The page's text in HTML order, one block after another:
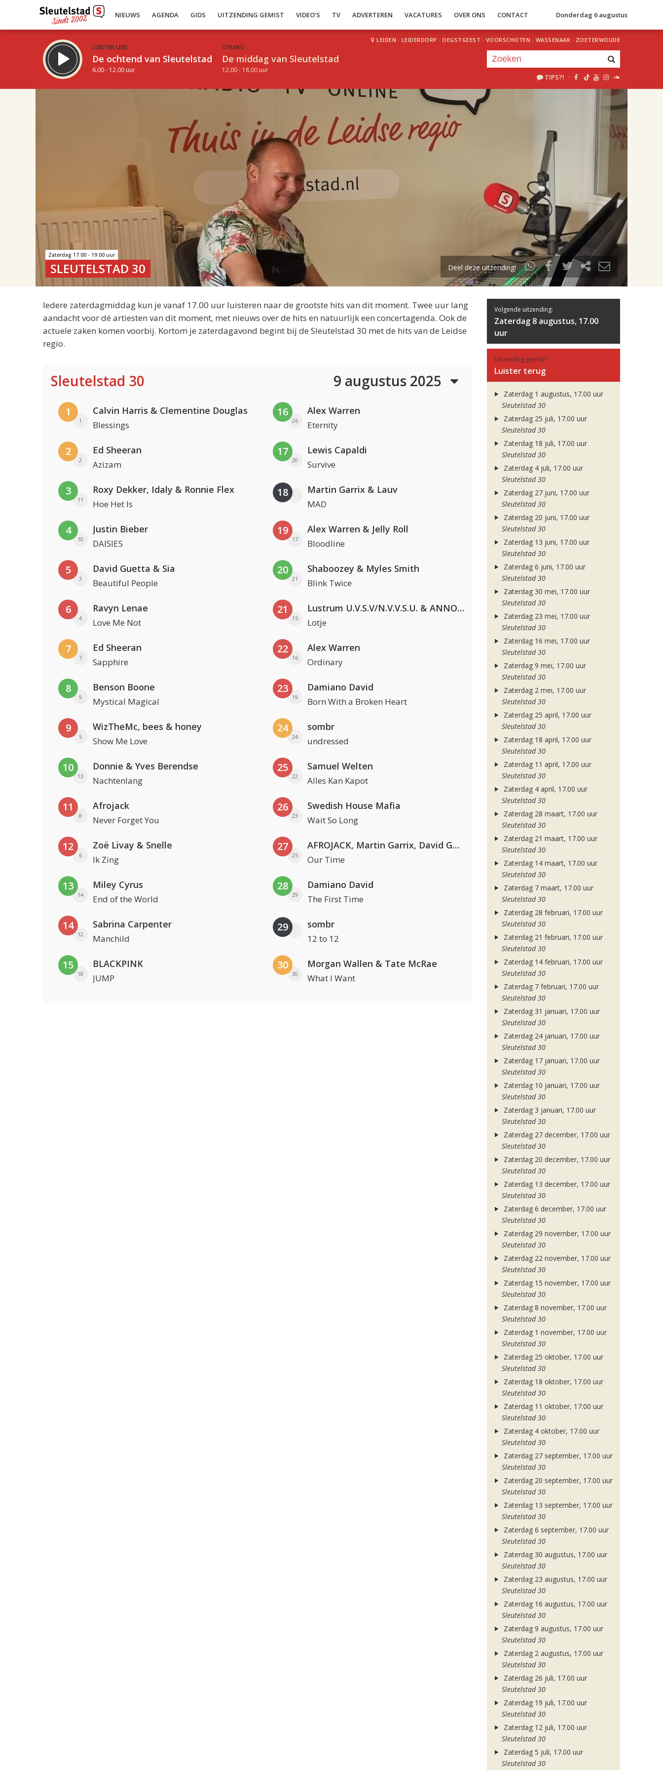
NIEUWS AGENDA GIDS UITZENDING GEMIST VIDEO’S TV ADVERTEREN VACATURES OVER ONS CONTACT Donderdag 6 augustus
LUISTER LIVE:
De ochtend van Sleutelstad
6.00 - 12.00 uur
STRAKS:
De middag van Sleutelstad
12.00 - 18.00 uur
LEIDEN · LEIDERDORP · OEGSTGEEST · VOORSCHOTEN · WASSENAAR · ZOETERWOUDE
TIPS?! ·
uur 1 van 2
Volgend uur
Zaterdag 17.00 - 19.00 uur
SLEUTELSTAD 30 Deel deze uitzending!
Iedere zaterdagmiddag kun je vanaf 17.00 uur luisteren naar de grootste hits van dit moment. Twee uur lang
aandacht voor dé artiesten van dit moment, met nieuws over de hits en natuurlijk een concertagenda. Ook de
actuele zaken komen voorbij. Kortom je zaterdagavond begint bij de Sleutelstad 30 met de hits van de Leidse
regio.
Sleutelstad 30 9 augustus 2025
1
1
Calvin Harris & Clementine Douglas
Blessings
2
2
Ed Sheeran
Azizam
3
11
Roxy Dekker, Idaly & Ronnie Flex
Hoe Het Is
4
10
Justin Bieber
DAISIES
5
3
David Guetta & Sia
Beautiful People
6
4
Ravyn Lenae
Love Me Not
7
7
Ed Sheeran
Sapphire
8
9
Benson Boone
Mystical Magical
9
5
WizTheMc, bees & honey
Show Me Love
10
13
Donnie & Yves Berendse
Nachtenlang
11
8
Afrojack
Never Forget You
12
6
Zoë Livay & Snelle
Ik Zing
13
14
Miley Cyrus
End of the World
14
12
Sabrina Carpenter
Manchild
15
18
BLACKPINK
JUMP
16
26
Alex Warren
Eternity
17
20
Lewis Capaldi
Survive
18 Martin Garrix & Lauv
MAD
19
17
Alex Warren & Jelly Roll
Bloodline
20
21
Shaboozey & Myles Smith
Blink Twice
21
15
Lustrum U.V.S.V/N.V.V.S.U. & ANNO ONS & Jopke van Dobbenburgh & Roeland Beelen
Lotje
22
16
Alex Warren
Ordinary
23
19
Damiano David
Born With a Broken Heart
24
24
sombr
undressed
25
22
Samuel Welten
Alles Kan Kapot
26
23
Swedish House Mafia
Wait So Long
27
25
AFROJACK, Martin Garrix, David Guetta & Amél
Our Time
28
29
Damiano David
The First Time
29 sombr
12 to 12
30
30
Morgan Wallen & Tate McRae
What I Want
Volgende uitzending:
Zaterdag 8 augustus, 17.00
uur
Uitzending gemist?
Luister terug
Zaterdag 1 augustus, 17.00 uur
Sleutelstad 30
Zaterdag 25 juli, 17.00 uur
Sleutelstad 30
Zaterdag 18 juli, 17.00 uur
Sleutelstad 30
Zaterdag 4 juli, 17.00 uur
Sleutelstad 30
Zaterdag 27 juni, 17.00 uur
Sleutelstad 30
Zaterdag 20 juni, 17.00 uur
Sleutelstad 30
Zaterdag 13 juni, 17.00 uur
Sleutelstad 30
Zaterdag 6 juni, 17.00 uur
Sleutelstad 30
Zaterdag 30 mei, 17.00 uur
Sleutelstad 30
Zaterdag 23 mei, 17.00 uur
Sleutelstad 30
Zaterdag 16 mei, 17.00 uur
Sleutelstad 30
Zaterdag 9 mei, 17.00 uur
Sleutelstad 30
Zaterdag 2 mei, 17.00 uur
Sleutelstad 30
Zaterdag 25 april, 17.00 uur
Sleutelstad 30
Zaterdag 18 april, 17.00 uur
Sleutelstad 30
Zaterdag 11 april, 17.00 uur
Sleutelstad 30
Zaterdag 4 april, 17.00 uur
Sleutelstad 30
Zaterdag 28 maart, 17.00 uur
Sleutelstad 30
Zaterdag 21 maart, 17.00 uur
Sleutelstad 30
Zaterdag 14 maart, 17.00 uur
Sleutelstad 30
Zaterdag 7 maart, 17.00 uur
Sleutelstad 30
Zaterdag 28 februari, 17.00 uur
Sleutelstad 30
Zaterdag 21 februari, 17.00 uur
Sleutelstad 30
Zaterdag 14 februari, 17.00 uur
Sleutelstad 30
Zaterdag 7 februari, 17.00 uur
Sleutelstad 30
Zaterdag 31 januari, 17.00 uur
Sleutelstad 30
Zaterdag 24 januari, 17.00 uur
Sleutelstad 30
Zaterdag 17 januari, 17.00 uur
Sleutelstad 30
Zaterdag 10 januari, 17.00 uur
Sleutelstad 30
Zaterdag 3 januari, 17.00 uur
Sleutelstad 30
Zaterdag 27 december, 17.00 uur
Sleutelstad 30
Zaterdag 20 december, 17.00 uur
Sleutelstad 30
Zaterdag 13 december, 17.00 uur
Sleutelstad 30
Zaterdag 6 december, 17.00 uur
Sleutelstad 30
Zaterdag 29 november, 17.00 uur
Sleutelstad 30
Zaterdag 22 november, 17.00 uur
Sleutelstad 30
Zaterdag 15 november, 17.00 uur
Sleutelstad 30
Zaterdag 8 november, 17.00 uur
Sleutelstad 30
Zaterdag 1 november, 17.00 uur
Sleutelstad 30
Zaterdag 25 oktober, 17.00 uur
Sleutelstad 30
Zaterdag 18 oktober, 17.00 uur
Sleutelstad 30
Zaterdag 11 oktober, 17.00 uur
Sleutelstad 30
Zaterdag 4 oktober, 17.00 uur
Sleutelstad 30
Zaterdag 27 september, 17.00 uur
Sleutelstad 30
Zaterdag 20 september, 17.00 uur
Sleutelstad 30
Zaterdag 13 september, 17.00 uur
Sleutelstad 30
Zaterdag 6 september, 17.00 uur
Sleutelstad 30
Zaterdag 30 augustus, 17.00 uur
Sleutelstad 30
Zaterdag 23 augustus, 17.00 uur
Sleutelstad 30
Zaterdag 16 augustus, 17.00 uur
Sleutelstad 30
Zaterdag 9 augustus, 17.00 uur
Sleutelstad 30
Zaterdag 2 augustus, 17.00 uur
Sleutelstad 30
Zaterdag 26 juli, 17.00 uur
Sleutelstad 30
Zaterdag 19 juli, 17.00 uur
Sleutelstad 30
Zaterdag 12 juli, 17.00 uur
Sleutelstad 30
Zaterdag 5 juli, 17.00 uur
Sleutelstad 30